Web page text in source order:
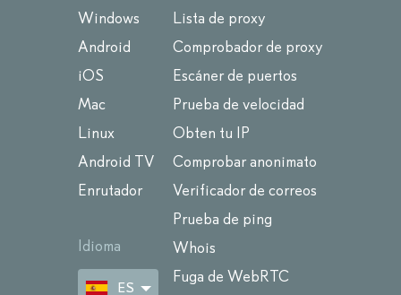
Windows
Android
iOS
Mac
Linux
Android TV
Enrutador
Idioma
ES
Lista de proxy
Comprobador de proxy
Escáner de puertos
Prueba de velocidad
Obten tu IP
Comprobar anonimato
Verificador de correos
Prueba de ping
Whois
Fuga de WebRTC